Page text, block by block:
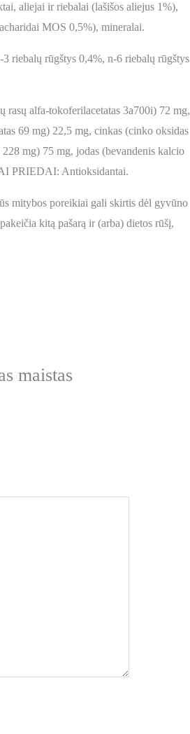
aliejai ir riebalai (lašišos aliejus 1%),
MOS 0,5%), mineralai.
riebalų rūgštys 0,4%, n-6 riebalų rūgštys
alfa-tokoferilacetatas 3a700i) 72 mg,
69 mg) 22,5 mg, cinkas (cinko oksidas
mg) 75 mg, jodas (bevandenis kalcio
PRIEDAI: Antioksidantai.
mitybos poreikiai gali skirtis dėl gyvūno
kitą pašarą ir (arba) dietos rūšį,
maistas